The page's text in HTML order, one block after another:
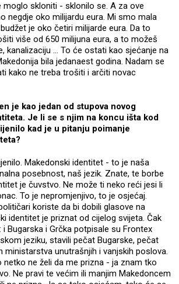
skloniti - sklonilo se. A za ove
negdje oko milijardu eura. Mi smo mala
je oko četiri milijarde eura. Da to
više od 650 milijuna eura, a to možeš
kanalizaciju ... To će ostati kao sjećanje na
bila jedanaest godina. Nadam se
kako ne treba trošiti i arčiti novac
je kao jedan od stupova novog
Je li se s njim na koncu išta kod
kad je u pitanju poimanje
Makedonski identitet - to je naša
posebnost, naš jezik. Znate, te borbe
je čuvstvo. Ne može ti neko reći jesi li
To je nepromjenjivo, to je osjećaj.
koriste da bi dobili glasove na
identitet je priznat od cijelog svijeta. Čak
Bugarska i Grčka potpisale su Frontex
jeziku, stavili pečat Bugarske, pečat
ministarstva unutrašnjih i vanjskih poslova.
netko ne želi da me prizna - ja znam tko
Ne pravi te većim ili manjim Makedoncem